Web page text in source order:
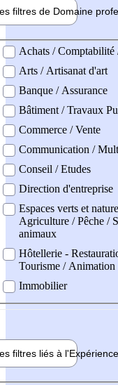
filtres de Domaine pro
professionel
Achats / Comptabilité
Arts / Artisanat d'art
Banque / Assurance
Bâtiment / Travaux
Commerce / Vente
Communication /
Conseil / Etudes
Direction d'entreprise
Espaces verts et
Agriculture / Pêche /
animaux
Hôtellerie -
Tourisme / Animation
Immobilier
filtres liés à l'Expérience